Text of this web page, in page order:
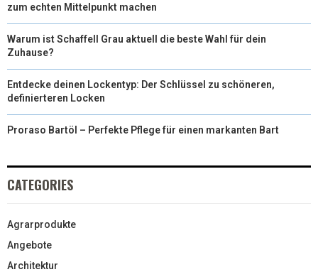
zum echten Mittelpunkt machen
Warum ist Schaffell Grau aktuell die beste Wahl für dein
Zuhause?
Entdecke deinen Lockentyp: Der Schlüssel zu schöneren,
definierteren Locken
Proraso Bartöl – Perfekte Pflege für einen markanten Bart
CATEGORIES
Agrarprodukte
Angebote
Architektur